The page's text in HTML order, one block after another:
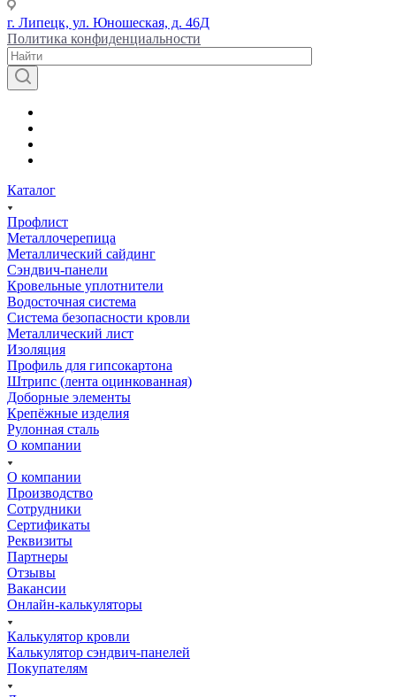
г. Липецк, ул. Юношеская, д. 46Д
Политика конфиденциальности
Каталог
Профлист
Металлочерепица
Металлический сайдинг
Сэндвич-панели
Кровельные уплотнители
Водосточная система
Система безопасности кровли
Металлический лист
Изоляция
Профиль для гипсокартона
Штрипс (лента оцинкованная)
Доборные элементы
Крепёжные изделия
Рулонная сталь
О компании
О компании
Производство
Сотрудники
Сертификаты
Реквизиты
Партнеры
Отзывы
Вакансии
Онлайн-калькуляторы
Калькулятор кровли
Калькулятор сэндвич-панелей
Покупателям